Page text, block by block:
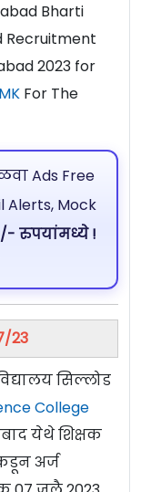
Bharti
Recruitment
2023 for
For The
Ads Free
Mock
रुपयांमध्ये !
23
सिल्लोड
College
येथे शिक्षक
अर्ज